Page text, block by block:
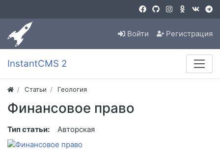
Войти Регистрация
InstantCMS 2
Статьи Геология
Финансовое право
Тип статьи: Авторская